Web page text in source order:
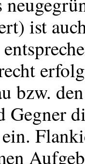
ist
bzw.
Gegner